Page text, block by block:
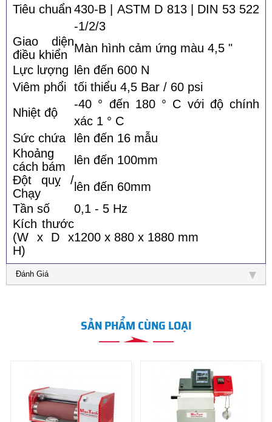
Tiêu chuẩn 430-B | ASTM D 813 | DIN 53 522
-1/2/3
Giao diện
điều khiển Màn hình cảm ứng màu 4,5 "
Lực lượng
lên đến 600 N
Viêm phổi tối thiểu 4,5 Bar / 60 psi
Nhiệt độ
-40 ° đến 180 ° C với độ chính
xác 1 ° C
Sức chứa
lên đến 16 mẫu
Khoảng
cách bám
lên đến 100mm
Đột quỵ /
Chạy
lên đến 60mm
Tần số
0,1 - 5 Hz
Kích thước
(W x D x
H)
1200 x 880 x 1880 mm
Đánh Giá
SẢN PHẨM CÙNG LOẠI